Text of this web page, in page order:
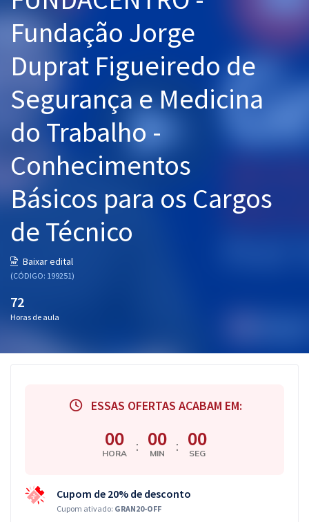
Graduação
OAB
Mentorias
Questões grátis
Conteúdo gratuito
Blog
Aprovados
Atendimento
Fundação Jorge
Duprat Figueiredo de
Segurança e Medicina
do Trabalho -
Conhecimentos
Básicos para os Cargos
de Técnico
Baixar edital
(CÓDIGO: 199251)
72
Horas de aula
ESSAS OFERTAS ACABAM EM:
00
HORA : 00
MIN : 00
SEG
Cupom de 20% de desconto
Cupom ativado: GRAN20-OFF